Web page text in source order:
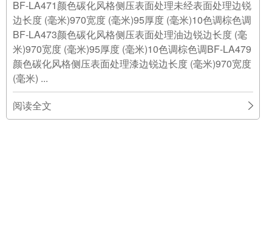
BF-LA471颜色碳化风格侧压表面处理未经表面处理边锐
边长度 (毫米)970宽度 (毫米)95厚度 (毫米)10色调棕色调
BF-LA473颜色碳化风格侧压表面处理油边锐边长度 (毫
米)970宽度 (毫米)95厚度 (毫米)10色调棕色调BF-LA479
颜色碳化风格侧压表面处理漆边锐边长度 (毫米)970宽度
(毫米) ...
阅读全文